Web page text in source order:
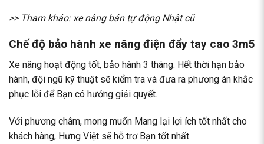
>> Tham khảo: xe nâng bán tự động Nhật cũ
Chế độ bảo hành xe nâng điện đẩy tay cao 3m5
Xe nâng hoạt động tốt, bảo hành 3 tháng. Hết thời hạn bảo
hành, đội ngũ kỹ thuật sẽ kiểm tra và đưa ra phương án khắc
phục lỗi để Bạn có hướng giải quyết.
Với phương châm, mong muốn Mang lại lợi ích tốt nhất cho
khách hàng, Hưng Việt sẽ hỗ trơ Bạn tốt nhất.